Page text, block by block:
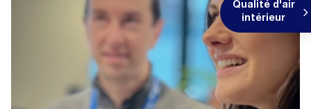
Qualité d'air
intérieur